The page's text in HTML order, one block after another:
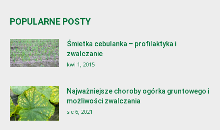
POPULARNE POSTY
Śmietka cebulanka – profilaktyka i
zwalczanie
kwi 1, 2015
Najważniejsze choroby ogórka gruntowego i
możliwości zwalczania
sie 6, 2021